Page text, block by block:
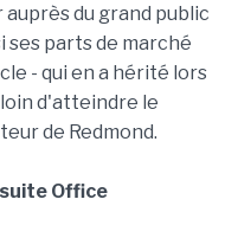
du grand public
ses parts de marché
- qui en a hérité lors
d'atteindre le
de Redmond.
Office